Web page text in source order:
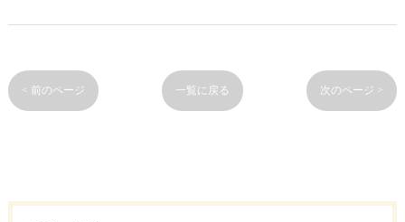
< 前のページ 一覧に戻る 次のページ >